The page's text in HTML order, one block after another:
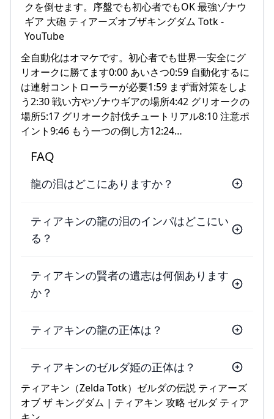
全自動化はオマケです。初心者でも世界一安全にグ
リオークに勝てます0:00 あいさつ0:59 自動化するに
は連射コントローラーが必要1:59 まず雷対策をしよ
う2:30 戦い方やゾナウギアの場所4:42 グリオークの
場所5:17 グリオーク討伐チュートリアル8:10 注意ポ
イント9:46 もう一つの倒し方12:24…
FAQ
龍の泪はどこにありますか？
ティアキンの龍の泪のインパはどこにい
る？
ティアキンの賢者の遺志は何個あります
か？
ティアキンの龍の正体は？
ティアキンのゼルダ姫の正体は？
ティアキン（Zelda Totk）ゼルダの伝説 ティアーズ
オブ ザ キングダム | ティアキン 攻略 ゼルダ ティア